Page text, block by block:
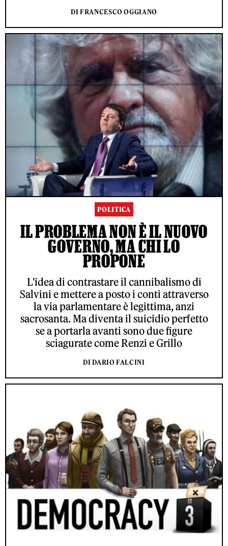
DI FRANCESCO OGGIANO
POLITICA
IL PROBLEMA NON È IL NUOVO
GOVERNO, MA CHI LO
PROPONE
L'idea di contrastare il cannibalismo di
Salvini e mettere a posto i conti attraverso
la via parlamentare è legittima, anzi
sacrosanta. Ma diventa il suicidio perfetto
se a portarla avanti sono due figure
sciagurate come Renzi e Grillo
DI DARIO FALCINI